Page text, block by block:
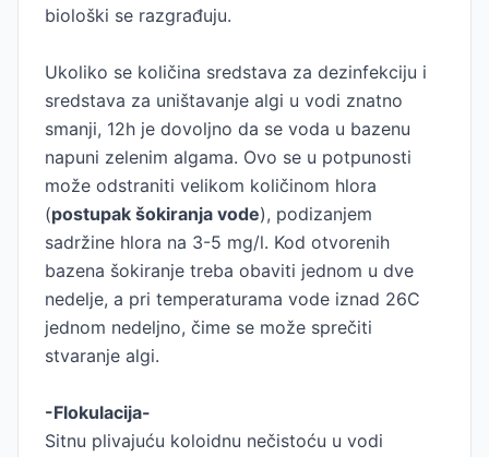
biološki se razgrađuju.
Ukoliko se količina sredstava za dezinfekciju i
sredstava za uništavanje algi u vodi znatno
smanji, 12h je dovoljno da se voda u bazenu
napuni zelenim algama. Ovo se u potpunosti
može odstraniti velikom količinom hlora
(postupak šokiranja vode), podizanjem
sadržine hlora na 3-5 mg/l. Kod otvorenih
bazena šokiranje treba obaviti jednom u dve
nedelje, a pri temperaturama vode iznad 26C
jednom nedeljno, čime se može sprečiti
stvaranje algi.
-Flokulacija-
Sitnu plivajuću koloidnu nečistoću u vodi